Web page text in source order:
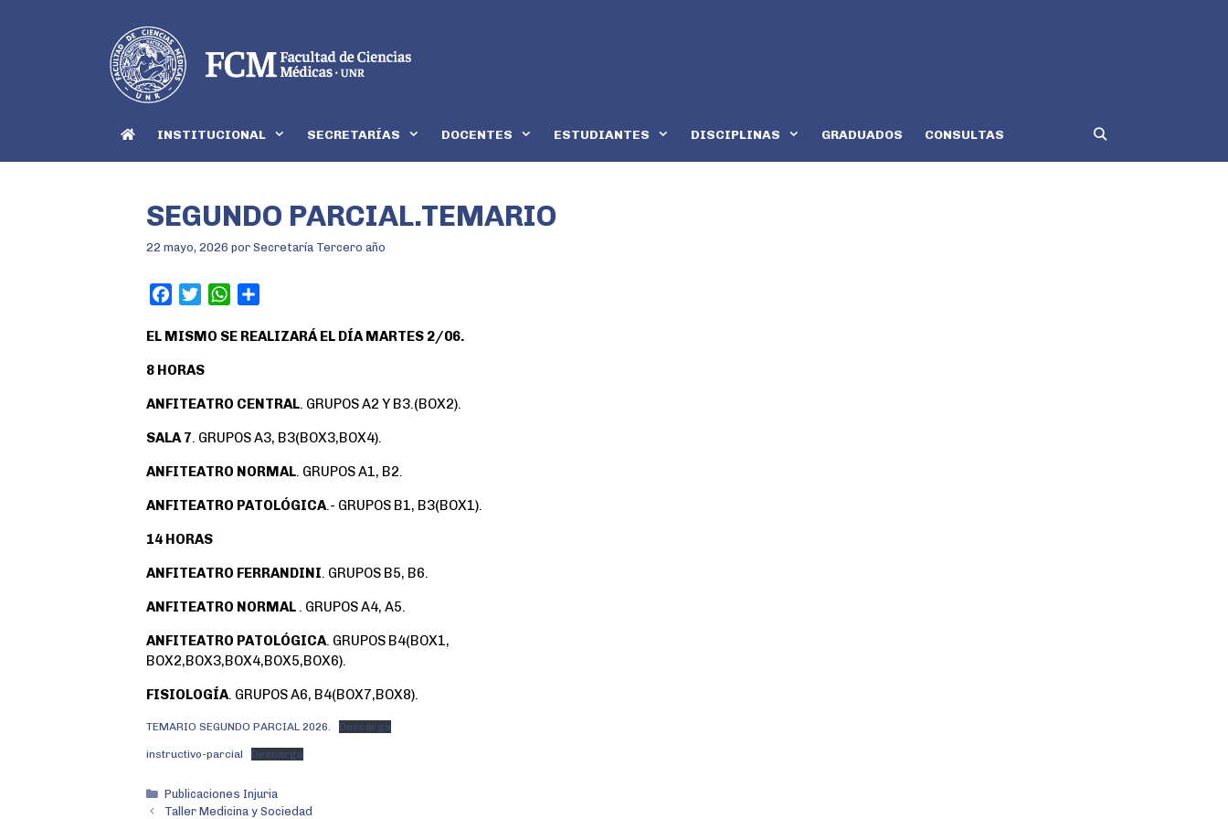
INSTITUCIONAL SECRETARÍAS DOCENTES ESTUDIANTES DISCIPLINAS GRADUADOS CONSULTAS
SEGUNDO PARCIAL.TEMARIO
22 mayo, 2026 por Secretaría Tercero año
c
o
k
i
e
W
a
A
p
a
EL MISMO SE REALIZARÁ EL DÍA MARTES 2/06.
8 HORAS
ANFITEATRO CENTRAL. GRUPOS A2 Y B3.(BOX2).
SALA 7. GRUPOS A3, B3(BOX3,BOX4).
ANFITEATRO NORMAL. GRUPOS A1, B2.
ANFITEATRO PATOLÓGICA.- GRUPOS B1, B3(BOX1).
14 HORAS
ANFITEATRO FERRANDINI. GRUPOS B5, B6.
ANFITEATRO NORMAL. GRUPOS A4, A5.
ANFITEATRO PATOLÓGICA. GRUPOS B4(BOX1,
BOX2,BOX3,BOX4,BOX5,BOX6).
FISIOLOGÍA. GRUPOS A6, B4(BOX7,BOX8).
TEMARIO SEGUNDO PARCIAL 2026. Descarga
instructivo-parcial Descarga
Publicaciones Injuria
Taller Medicina y Sociedad